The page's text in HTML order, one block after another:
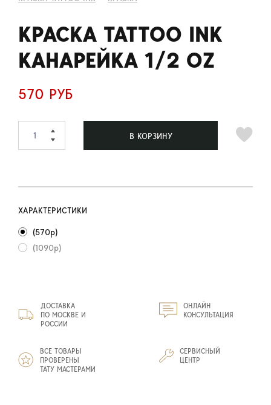
КРАСКА TATTOO INK
КАНАРЕЙКА 1/2 OZ
570 РУБ
В КОРЗИНУ
ХАРАКТЕРИСТИКИ
(570р)
(1090р)
ДОСТАВКА
ПО МОСКВЕ И
РОССИИ
ОНЛАЙН
КОНСУЛЬТАЦИЯ
ВСЕ ТОВАРЫ
ПРОВЕРЕНЫ
ТАТУ МАСТЕРАМИ
СЕРВИСНЫЙ
ЦЕНТР